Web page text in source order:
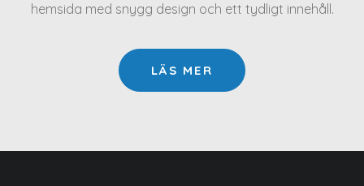
hemsida med snygg design och ett tydligt innehåll.
LÄS MER